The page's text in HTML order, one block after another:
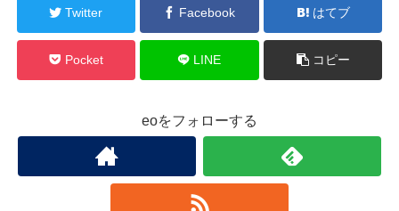
Twitter Facebook はてブ
Pocket LINE コピー
eoをフォローする